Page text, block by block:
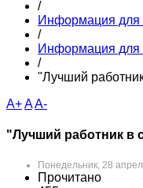
/
Информация для
/
Информация для
/
"Лучший
A+AA-
"Лучший работник в
Понедельник, 28
Прочитано